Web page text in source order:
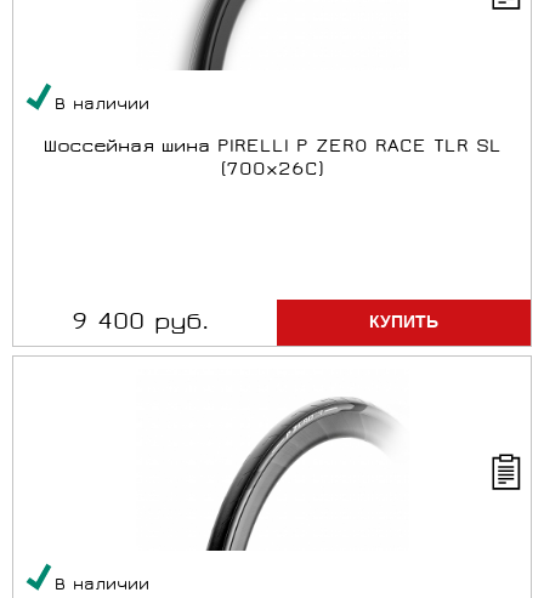
В наличии
Шоссейная шина PIRELLI P ZERO RACE TLR SL
(700x26C)
9 400 руб.
В наличии